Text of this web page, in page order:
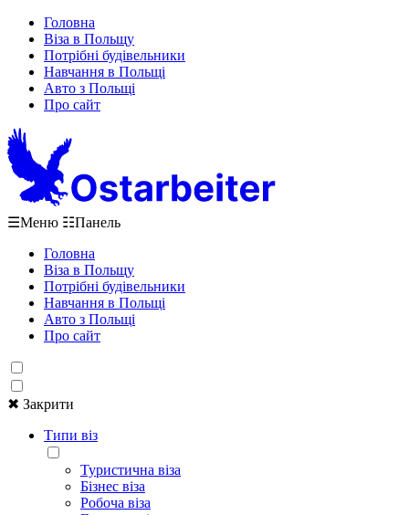
Головна
Віза в Польщу
Потрібні будівельники
Навчання в Польщі
Авто з Польщі
Про сайт
☰Меню ☷Панель
Головна
Віза в Польщу
Потрібні будівельники
Навчання в Польщі
Авто з Польщі
Про сайт
✖ Закрити
Типи віз
Туристична віза
Бізнес віза
Робоча віза